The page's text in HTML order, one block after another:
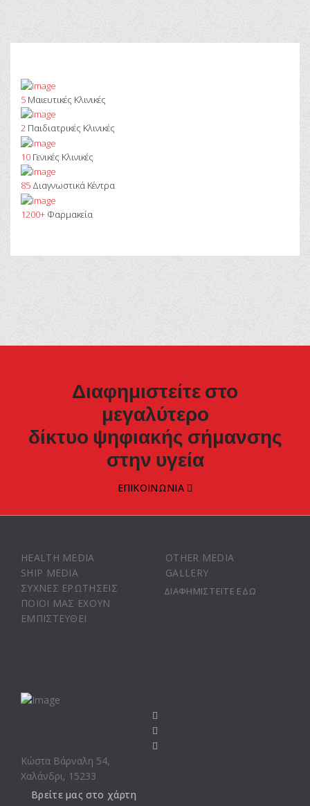
5 Μαιευτικές Κλινικές
2 Παιδιατρικές Κλινικές
10 Γενικές Κλινικές
85 Διαγνωστικά Κέντρα
1200+ Φαρμακεία
Διαφημιστείτε στο
μεγαλύτερο
δίκτυο ψηφιακής σήμανσης
στην υγεία
ΕΠΙΚΟΙΝΩΝΙΑ
HEALTH MEDIA
SHIP MEDIA
OTHER MEDIA
GALLERY
ΣΥΧΝΕΣ ΕΡΩΤΗΣΕΙΣ
ΠΟΙΟΙ ΜΑΣ ΕΧΟΥΝ
ΕΜΠΙΣΤΕΥΘΕΙ
ΔΙΑΦΗΜΙΣΤΕΙΤΕ ΕΔΩ
Κώστα Βάρναλη 54,
Χαλάνδρι, 15233
Βρείτε μας στο χάρτη